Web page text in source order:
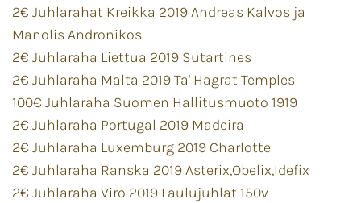
2€ Juhlarahat Kreikka 2019 Andreas Kalvos ja
Manolis Andronikos
2€ Juhlaraha Liettua 2019 Sutartines
2€ Juhlaraha Malta 2019 Ta' Hagrat Temples
100€ Juhlaraha Suomen Hallitusmuoto 1919
2€ Juhlaraha Portugal 2019 Madeira
2€ Juhlaraha Luxemburg 2019 Charlotte
2€ Juhlaraha Ranska 2019 Asterix,Obelix,Idefix
2€ Juhlaraha Viro 2019 Laulujuhlat 150v